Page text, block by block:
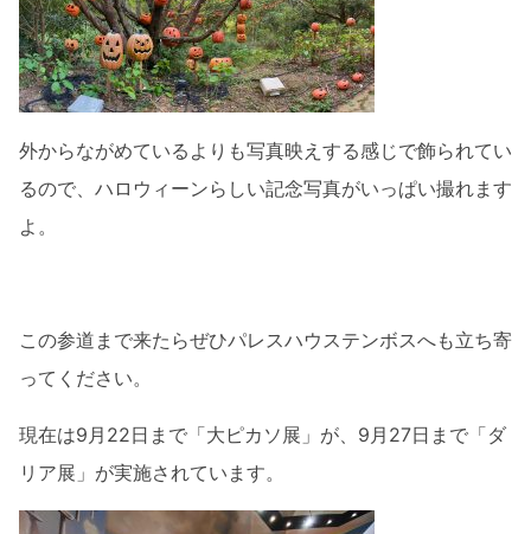
外からながめているよりも写真映えする感じで飾られてい
るので、ハロウィーンらしい記念写真がいっぱい撮れます
よ。
この参道まで来たらぜひパレスハウステンボスへも立ち寄
ってください。
現在は9月22日まで「大ピカソ展」が、9月27日まで「ダ
リア展」が実施されています。